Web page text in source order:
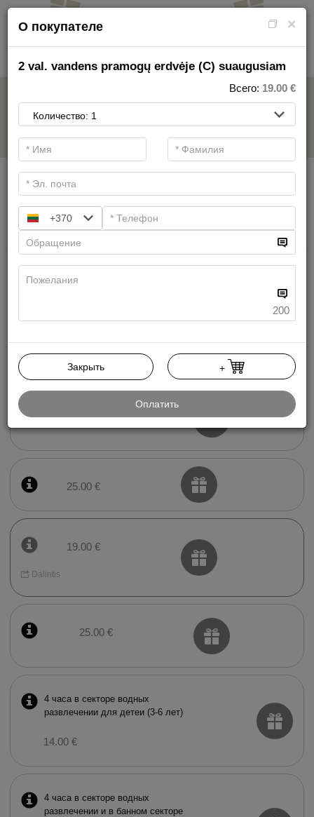
ВОДНЫЙ ПАРК
Основные фильтры
22.00 €
10.00 €
13.00 €
25.00 €
19.00 €
Dalintis
25.00 €
4 часа в секторе водных
развлечении для детеи (3-6 лет)
14.00 €
4 часа в секторе водных
развлечении и в баннoм секторе
×
О покупателе
2 val. vandens pramogų erdvėje (C) suaugusiam
Всего: 19.00 €
+370
200
Закрыть +
Оплатить